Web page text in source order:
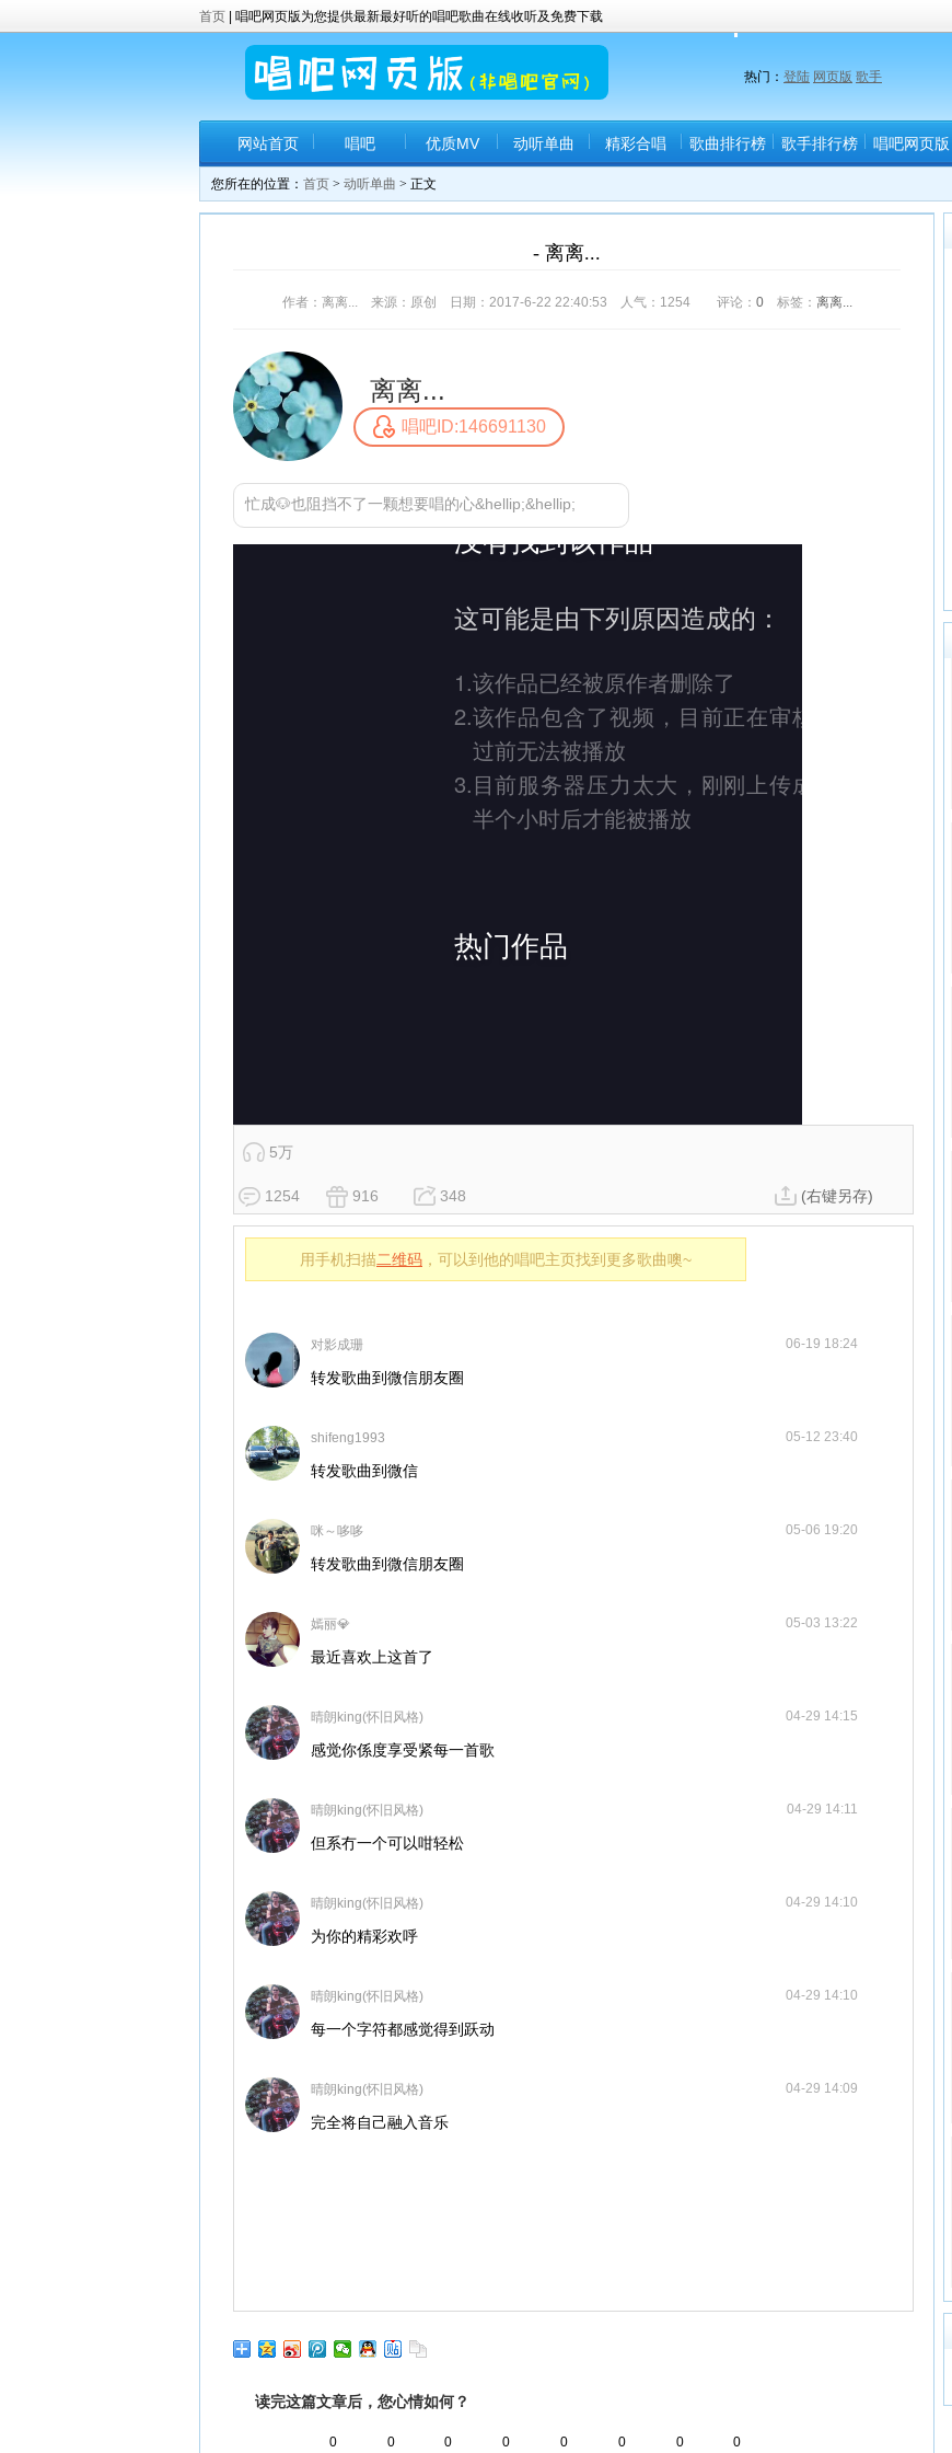
首页 | 唱吧网页版为您提供最新最好听的唱吧歌曲在线收听及免费下载
热门： 登陆 网页版 歌手
网站首页 唱吧 优质MV 动听单曲 精彩合唱 歌曲排行榜 歌手排行榜 唱吧网页版
您所在的位置： 首页 > 动听单曲 > 正文
- 离离...
作者：离离... 来源：原创 日期：2017-6-22 22:40:53 人气： 1254评论： 0标签： 离离...
离离...
唱吧ID:146691130
忙成🐶也阻挡不了一颗想要唱的心&hellip;&hellip;
5万
1254 916 348 (右键另存)
用手机扫描二维码 ，可以到他的唱吧主页找到更多歌曲噢~
对影成珊 06-19 18:24
转发歌曲到微信朋友圈
shifeng1993 05-12 23:40
转发歌曲到微信
咪～哆哆 05-06 19:20
转发歌曲到微信朋友圈
嫣丽💎 05-03 13:22
最近喜欢上这首了
晴朗king(怀旧风格) 04-29 14:15
感觉你係度享受紧每一首歌
晴朗king(怀旧风格) 04-29 14:11
但系冇一个可以咁轻松
晴朗king(怀旧风格) 04-29 14:10
为你的精彩欢呼
晴朗king(怀旧风格) 04-29 14:10
每一个字符都感觉得到跃动
晴朗king(怀旧风格) 04-29 14:09
完全将自己融入音乐
读完这篇文章后，您心情如何？
0 0 0 0 0 0 0 0